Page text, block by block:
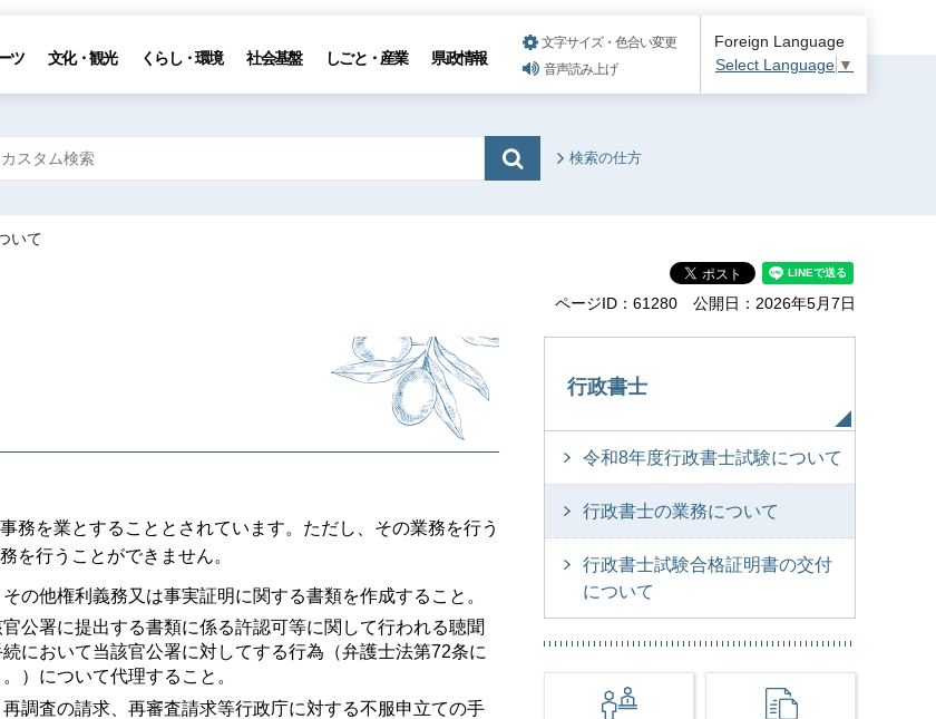
ツ 文化・観光 くらし・環境 社会基盤 しごと・産業 県政情報
文字サイズ・色合い変更
音声読み上げ
Foreign Language
Select Language ▼
検索の仕方
いて
ページID：61280 公開日：2026年5月7日
を業とすることとされています。ただし、その業務を行う
を行うことができません。
の他権利義務又は事実証明に関する書類を作成すること。
公署に提出する書類に係る許認可等に関して行われる聴聞
において当該官公署に対してする行為（弁護士法第72条に
）について代理すること。
調査の請求、再審査請求等行政庁に対する不服申立ての手
行政書士
令和8年度行政書士試験について
行政書士の業務について
行政書士試験合格証明書の交付
について